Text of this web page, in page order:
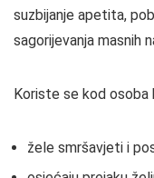
suzbijanje apetita,
sagorijevanja masnih
Koriste se kod osoba
žele smršavjeti i